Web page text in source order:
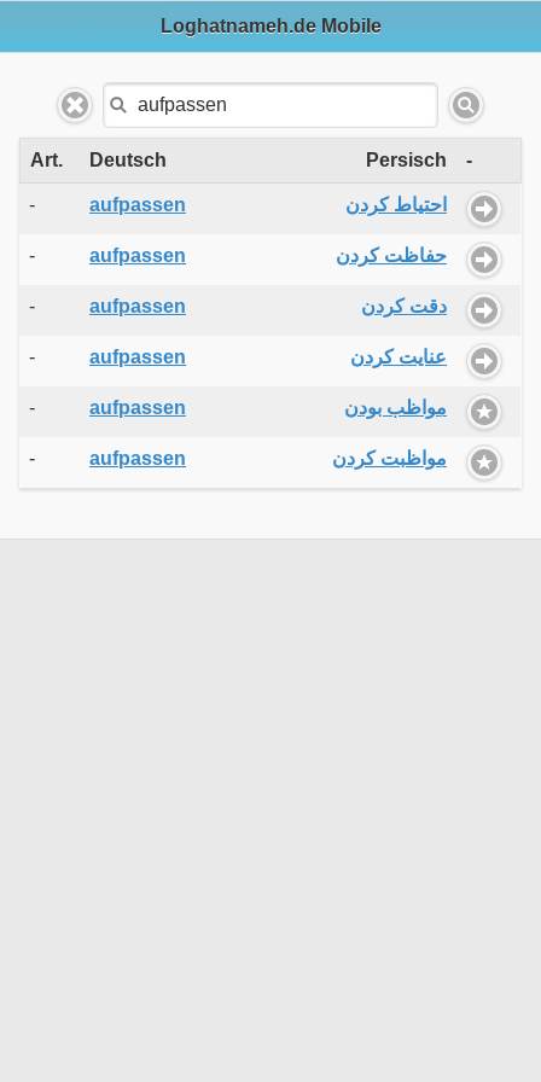
Loghatnameh.de Mobile
Art. Deutsch Persisch -
- aufpassen احتیاط کردن
- aufpassen حفاظت کردن
- aufpassen دقت کردن
- aufpassen عنایت کردن
- aufpassen مواظب بودن
- aufpassen مواظبت کردن